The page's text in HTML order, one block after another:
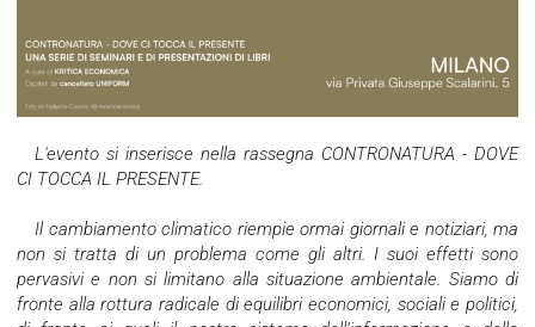
L'evento si inserisce nella rassegna CONTRONATURA - DOVE
CI TOCCA IL PRESENTE.
Il cambiamento climatico riempie ormai giornali e notiziari, ma
non si tratta di un problema come gli altri. I suoi effetti sono
pervasivi e non si limitano alla situazione ambientale. Siamo di
fronte alla rottura radicale di equilibri economici, sociali e politici,